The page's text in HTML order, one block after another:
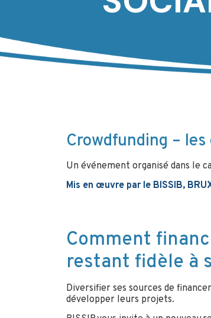
Crowdfunding –
Un événement organisé dans le
Mis en œuvre par le BISSIB,
Comment
restant fidèle à
Diversifier ses sources de
développer leurs projets.